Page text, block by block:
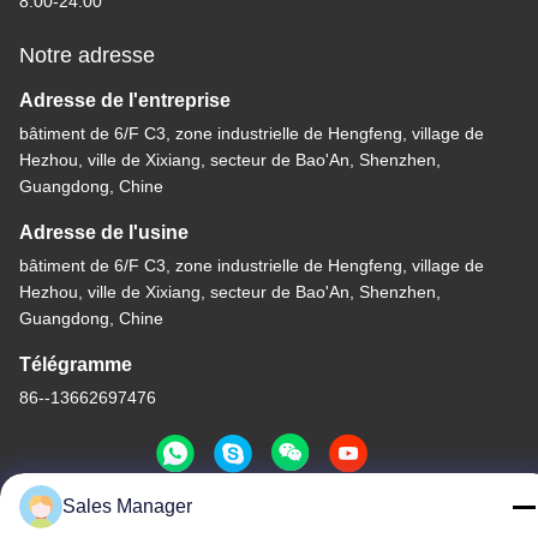
Notre adresse
Adresse de l'entreprise
bâtiment de 6/F C3, zone industrielle de Hengfeng, village de
Hezhou, ville de Xixiang, secteur de Bao'An, Shenzhen,
Guangdong, Chine
Adresse de l'usine
bâtiment de 6/F C3, zone industrielle de Hengfeng, village de
Hezhou, ville de Xixiang, secteur de Bao'An, Shenzhen,
Guangdong, Chine
Télégramme
86--13662697476
Sales Manager